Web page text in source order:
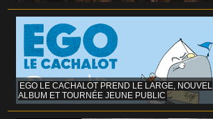
EGO LE CACHALOT PREND LE LARGE, NOUVEL
ALBUM ET TOURNÉE JEUNE PUBLIC